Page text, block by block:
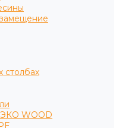
столбах
WOOD